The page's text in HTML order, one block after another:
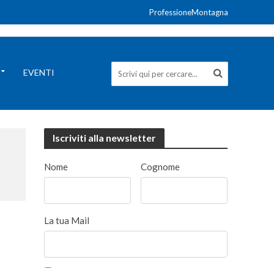
ProfessioneMontagna
EVENTI
Iscriviti alla newsletter
Nome Cognome
La tua Mail